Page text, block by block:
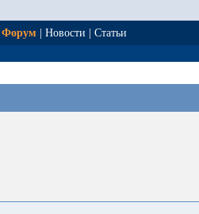
Форум
Новости Статьи